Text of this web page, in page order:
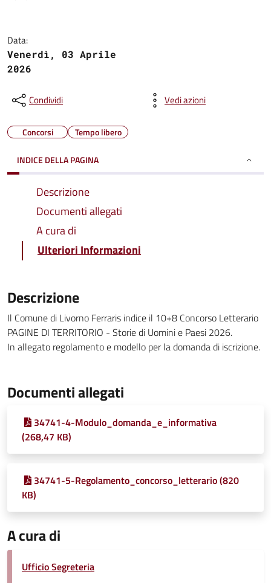
Data:
Venerdì, 03 Aprile
2026
Condividi Vedi azioni
Concorsi Tempo libero
INDICE DELLA PAGINA
Descrizione
Documenti allegati
A cura di
Ulteriori Informazioni
Descrizione
Il Comune di Livorno Ferraris indice il 10+8 Concorso Letterario
PAGINE DI TERRITORIO - Storie di Uomini e Paesi 2026.
In allegato regolamento e modello per la domanda di iscrizione.
Documenti allegati
34741-4-Modulo_domanda_e_informativa
(268,47 KB)
34741-5-Regolamento_concorso_letterario (820
KB)
A cura di
Ufficio Segreteria